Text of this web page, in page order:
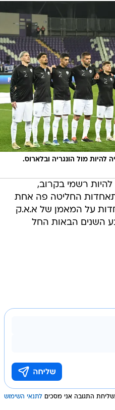
מול הונגריה ובלארוס.
להיות רשמי בקרוב,
החליטה פה אחת
על המאמן של א.א.ק
השנים הבאות החל
התגובה אני מסכים לתנאי השימוש